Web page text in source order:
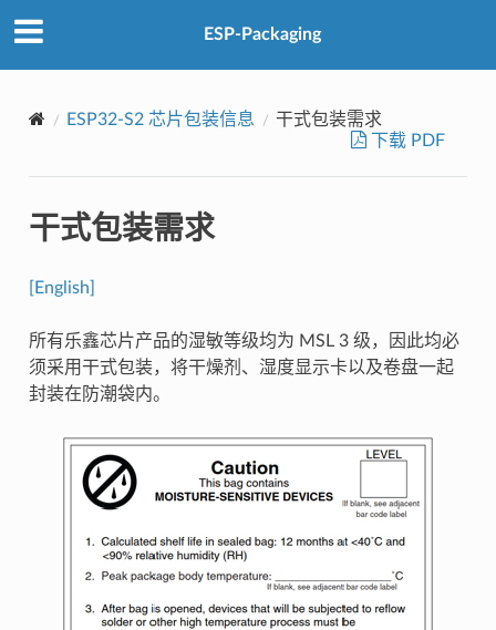
ESP-Packaging
ESP32-S2 芯片包装信息
干式包装需求
下载 PDF
干式包装需求
[English]
所有乐鑫芯片产品的湿敏等级均为 MSL 3 级，因此均必
须采用干式包装，将干燥剂、湿度显示卡以及卷盘一起
封装在防潮袋内。